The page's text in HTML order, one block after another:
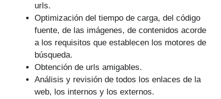
urls.
Optimización del tiempo de carga, del código
fuente, de las imágenes, de contenidos acorde
a los requisitos que establecen los motores de
búsqueda.
Obtención de urls amigables.
Análisis y revisión de todos los enlaces de la
web, los internos y los externos.